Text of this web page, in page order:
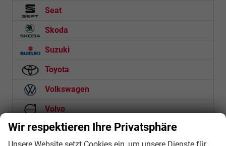
Seat
Skoda
Suzuki
Toyota
Volkswagen
Volvo
Zeekr
Wir respektieren Ihre Privatsphäre